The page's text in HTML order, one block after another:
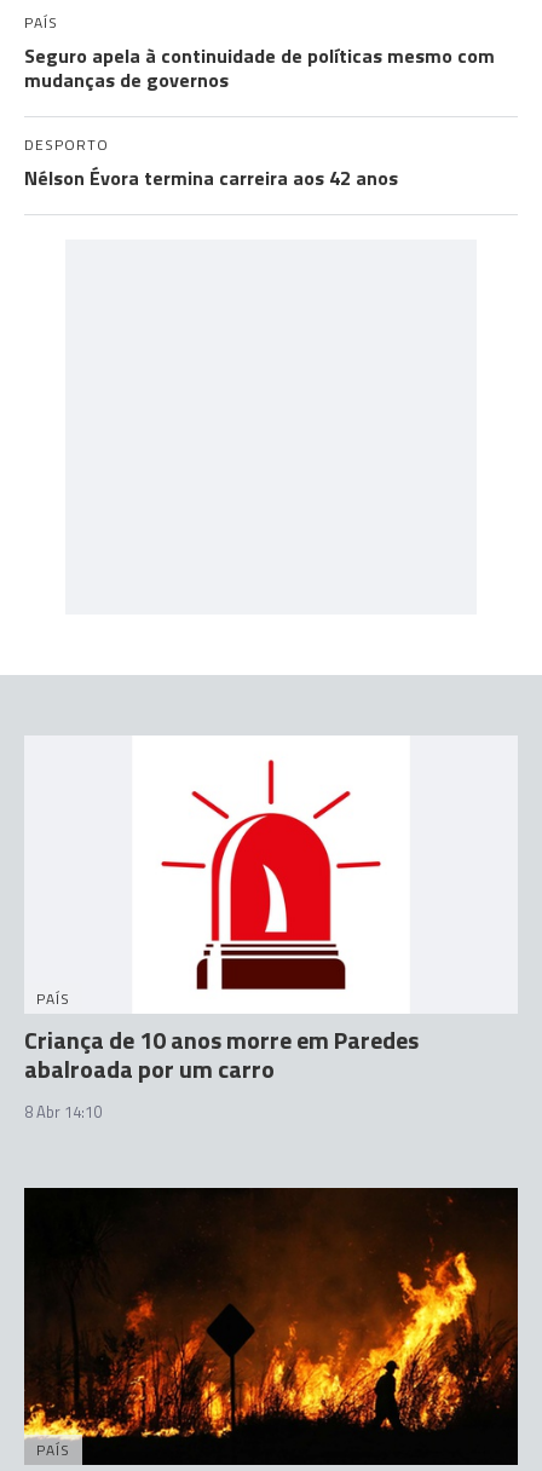
PAÍS
Seguro apela à continuidade de políticas mesmo com
mudanças de governos
DESPORTO
Nélson Évora termina carreira aos 42 anos
PAÍS
Criança de 10 anos morre em Paredes
abalroada por um carro
8 Abr 14:10
PAÍS